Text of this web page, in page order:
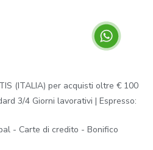
(ITALIA) per acquisti oltre € 100
3/4 Giorni lavorativi | Espresso:
- Carte di credito - Bonifico